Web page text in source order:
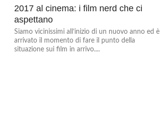
2017 al cinema: i film nerd che ci
aspettano
Siamo vicinissimi all’inizio di un nuovo anno ed è
arrivato il momento di fare il punto della
situazione sui film in arrivo....